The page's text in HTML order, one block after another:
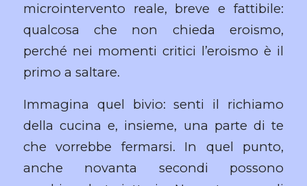
microintervento reale, breve e fattibile:
qualcosa che non chieda eroismo,
perché nei momenti critici l’eroismo è il
primo a saltare.
Immagina quel bivio: senti il richiamo
della cucina e, insieme, una parte di te
che vorrebbe fermarsi. In quel punto,
anche novanta secondi possono